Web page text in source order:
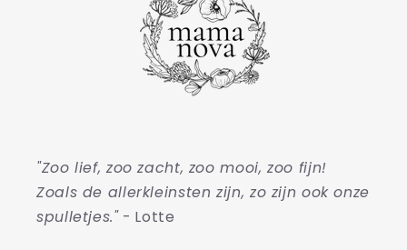
"Zoo lief, zoo zacht, zoo mooi, zoo fijn!
Zoals de allerkleinsten zijn, zo zijn ook onze
spulletjes."- Lotte